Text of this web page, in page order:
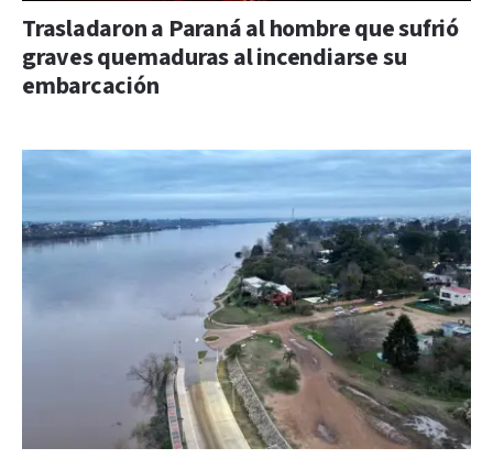
Trasladaron a Paraná al hombre que sufrió
graves quemaduras al incendiarse su
embarcación